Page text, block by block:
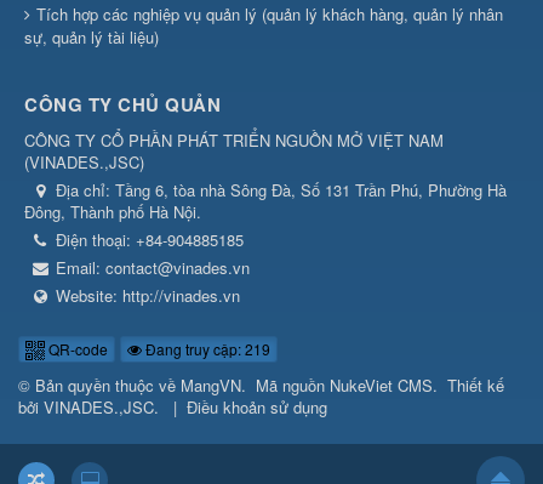
Tích hợp các nghiệp vụ quản lý (quản lý khách hàng, quản lý nhân
sự, quản lý tài liệu)
CÔNG TY CHỦ QUẢN
CÔNG TY CỔ PHẦN PHÁT TRIỂN NGUỒN MỞ VIỆT NAM
(VINADES.,JSC)
Địa chỉ: Tầng 6, tòa nhà Sông Đà, Số 131 Trần Phú, Phường Hà
Đông, Thành phố Hà Nội.
Điện thoại: +84-904885185
Email: contact@vinades.vn
Website: http://vinades.vn
QR-code Đang truy cập: 219
© Bản quyền thuộc về MangVN. Mã nguồn NukeViet CMS. Thiết kế
bởi VINADES.,JSC. | Điều khoản sử dụng